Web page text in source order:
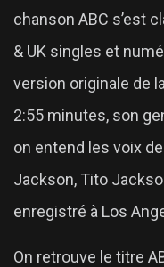
chanson ABC s’est
& UK singles et
version originale de
2:55 minutes, son
on entend les voix
Jackson, Tito
enregistré à Los
On retrouve le titre